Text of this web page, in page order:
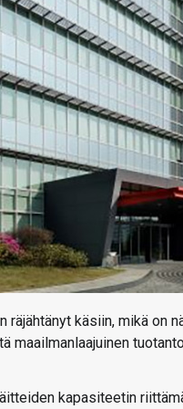
käsiin, mikä on
maailmanlaajuinen
kapasiteetin